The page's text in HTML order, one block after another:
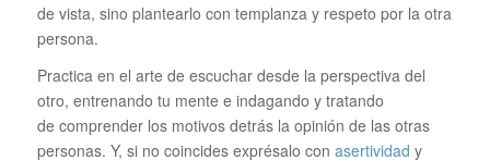
de vista, sino plantearlo con templanza y respeto por la otra
persona.
Practica en el arte de escuchar desde la perspectiva del
otro, entrenando tu mente e indagando y tratando
de comprender los motivos detrás la opinión de las otras
personas. Y, si no coincides exprésalo con asertividad y